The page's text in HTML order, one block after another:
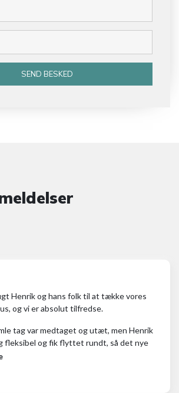
Henrik og hans folk til at tække vores
og vi er absolut tilfredse.
tag var medtaget og utæt, men Henrik
fleksibel og fik flyttet rundt, så det nye
blive lavet akut.